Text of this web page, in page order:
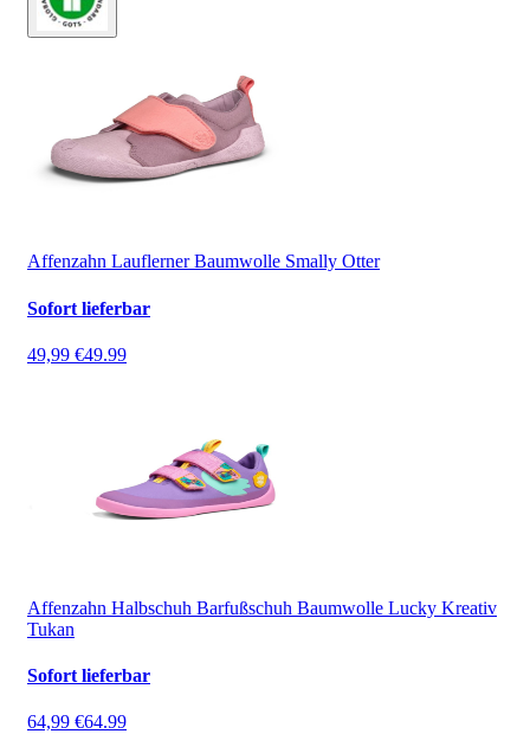
Affenzahn Lauflerner Baumwolle Smally Otter
Sofort lieferbar
49,99 €49.99
Affenzahn Halbschuh Barfußschuh Baumwolle Lucky Kreativ
Tukan
Sofort lieferbar
64,99 €64.99